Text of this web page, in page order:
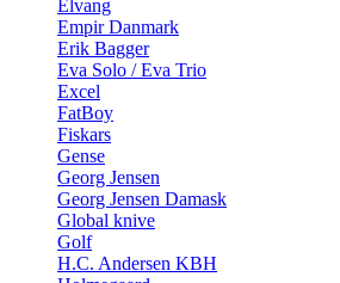
Elvang
Empir Danmark
Erik Bagger
Eva Solo / Eva Trio
Excel
FatBoy
Fiskars
Gense
Georg Jensen
Georg Jensen Damask
Global knive
Golf
H.C. Andersen KBH